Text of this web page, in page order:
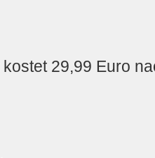
kostet 29,99 Euro